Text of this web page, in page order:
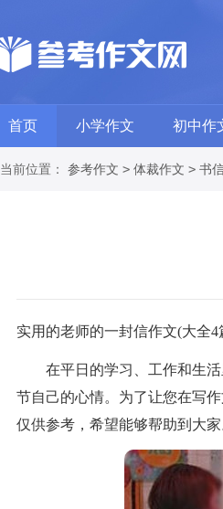
首页 小学作文 初中作
当前位置： 参考作文 > 体裁作文 > 书
实用的老师的一封信作文(大全4
在平日的学习、工作和生活
节自己的心情。为了让您在写
仅供参考，希望能够帮助到大家